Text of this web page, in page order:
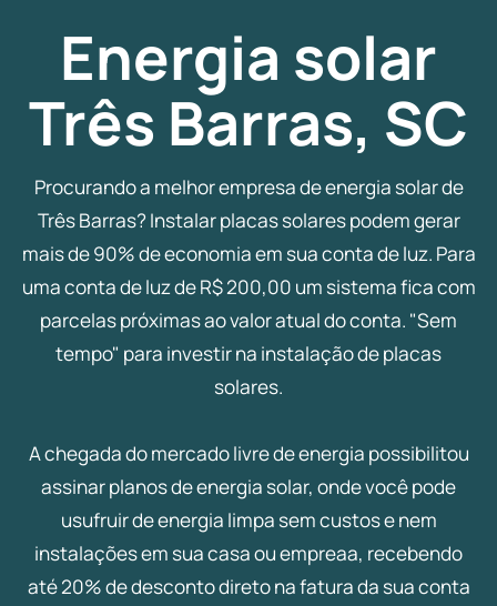
Energia solar
Três Barras, SC
Procurando a melhor empresa de energia solar de
Três Barras? Instalar placas solares podem gerar
mais de 90% de economia em sua conta de luz. Para
uma conta de luz de R$ 200,00 um sistema fica com
parcelas próximas ao valor atual do conta. "Sem
tempo" para investir na instalação de placas
solares.
A chegada do mercado livre de energia possibilitou
assinar planos de energia solar, onde você pode
usufruir de energia limpa sem custos e nem
instalações em sua casa ou empreaa, recebendo
até 20% de desconto direto na fatura da sua conta